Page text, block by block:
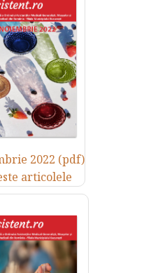
2022 (pdf)
articolele